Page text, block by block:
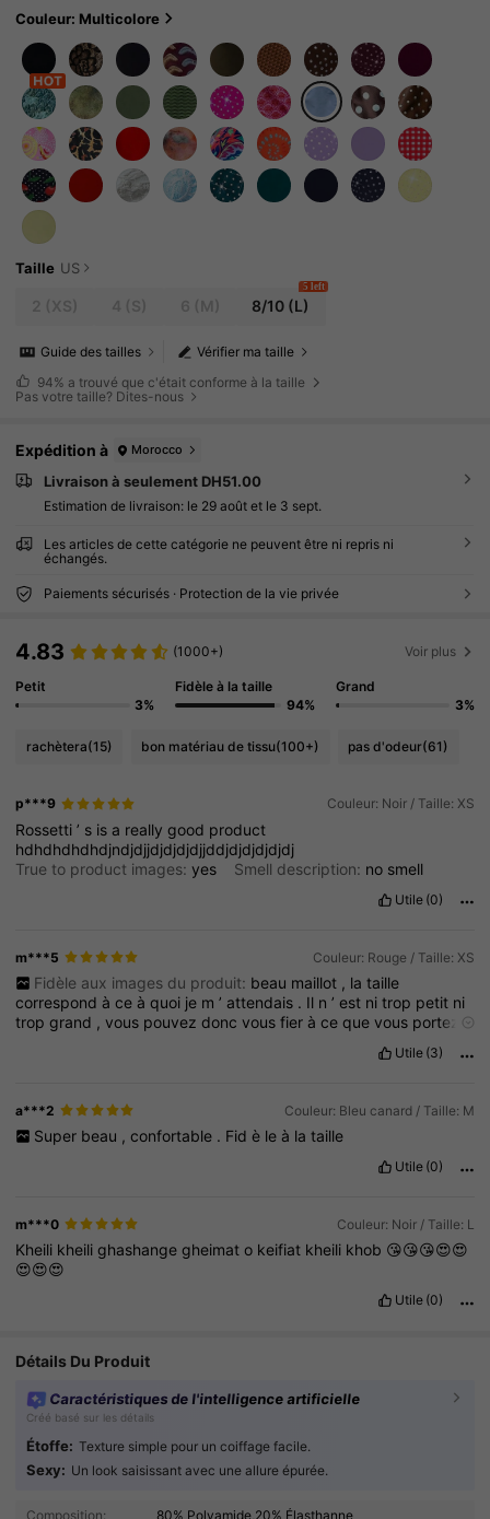
string
Couleur: Multicolore
Taille US
8/10 (L)
5 left
Vérifier ma taille
Guide des tailles
94% a trouvé que c'était conforme à la taille
Pas votre taille? Dites-nous
Expédition à Morocco
Livraison à seulement DH51.00
Estimation de livraison: le 29 août et le 3 sept.
Les articles de cette catégorie ne peuvent être ni repris ni
échangés.
Paiements sécurisés · Protection de la vie privée
4.83 (1000+) Voir plus
Petit
3%
Fidèle à la taille
94%
Grand
3%
rachètera(15) bon matériau de tissu(100+) pas d'odeur(61)
p***9 Couleur: Noir / Taille: XS
Rossetti’ s is a reallygood product
hdhdhdhdhdjndjdjjdjdjdjdjjddjdjdjdjdjdj
True to product images:yes Smell description: no smell
Utile (0)
m***5 Couleur: Rouge / Taille: XS
Fidèle aux images du produit: beau maillot , la taille
correspond àce àquoi je m’ attendais . Il n’est nitrop petit ni
tropgrand ,vous pouvezdoncvousfier àcequevous portez
Utile (3)
a***2 Couleur: Bleu canard / Taille: M
Super beau , confortable . Fid è le à la taille
Utile (0)
m***0 Couleur: Noir / Taille: L
Kheili kheilighashangegheimato keifiat kheili khob 😘😘😘😍😍
😍😍😍
Utile (0)
Détails Du Produit
Caractéristiques de l'intelligence artificielle
Créé basé sur les détails
Étoffe: Texture simple pour un coiffage facile.
Sexy: Un look saisissant avec une allure épurée.
Composition: 80% Polyamide,20% Élasthanne